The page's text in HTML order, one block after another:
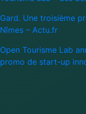
Gard. Une troisième
Nîmes – Actu.fr
Open Tourisme Lab
promo de start-up